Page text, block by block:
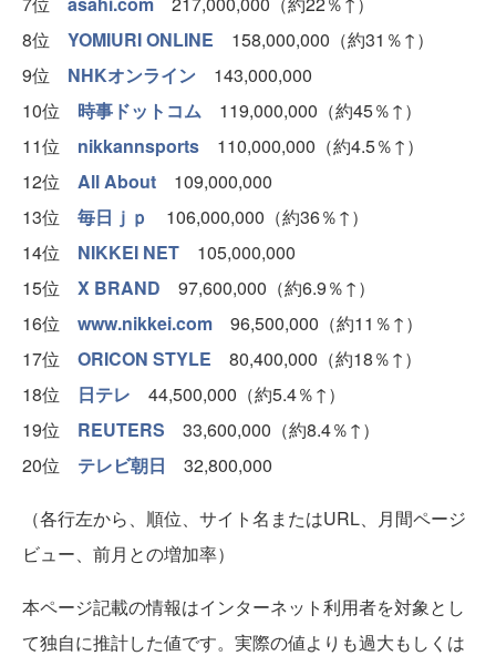
8位 YOMIURI ONLINE 158,000,000（約31％↑）
9位 NHKオンライン 143,000,000
10位 時事ドットコム 119,000,000（約45％↑）
11位 nikkannsports 110,000,000（約4.5％↑）
12位 All About 109,000,000
13位 毎日ｊｐ
106,000,000（約36％↑）
14位 NIKKEI NET 105,000,000
15位 X BRAND 97,600,000（約6.9％↑）
16位 www.nikkei.com 96,500,000（約11％↑）
17位 ORICON STYLE 80,400,000（約18％↑）
18位 日テレ 44,500,000（約5.4％↑）
19位 REUTERS 33,600,000（約8.4％↑）
20位 テレビ朝日 32,800,000
（各行左から、順位、サイト名またはURL、月間ページ
ビュー、前月との増加率）
本ページ記載の情報はインターネット利用者を対象とし
て独自に推計した値です。実際の値よりも過大もしくは